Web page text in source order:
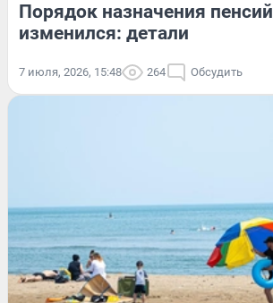
Порядок назначения пенсий
изменился: детали
7 июля, 2026, 15:48 264 Обсудить